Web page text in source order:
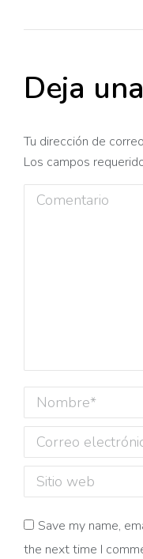
Deja
Tu dirección de
Los campos
Comentario
Nombre *
Correo
Sitio web
Save my name,
the next time I